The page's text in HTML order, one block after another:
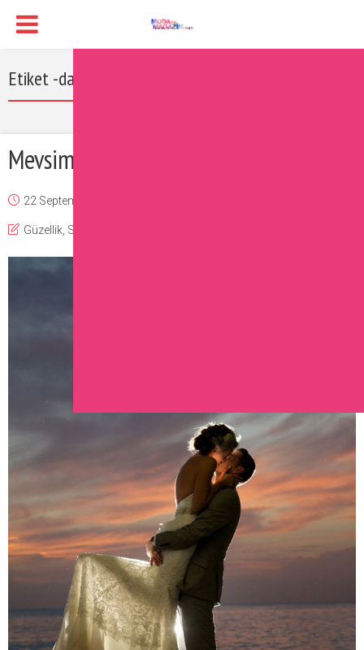
Etiket -damat fotoğrafları
Mevsime Göre Düğün Fotografları
22 September 2016
Güzellik Sizin İçin Seçtiklerimiz